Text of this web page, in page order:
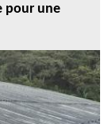
pour une